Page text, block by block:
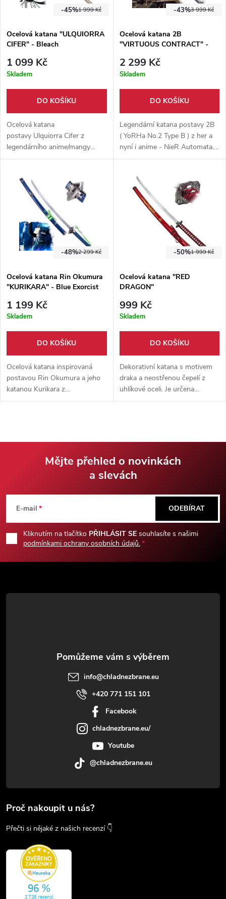
1 999 Kč
-45%
Ocelová katana "ULQUIORRA
CIFER" - Bleach
1 099 Kč
Skladem
DO KOŠÍKU
Ocelová katana
postavy Ulquiorra Cifer z
legendárního anime/mangy
Bleach. Tupá čepel z karbonové
pochva dodávají meči ten
správný vzhled jako z anime.
3 999 Kč
-43%
Ocelová katana 2B
"VIRTUOUS CONTRACT" -
2 299 Kč
Skladem
DO KOŠÍKU
Legendární katana postavy 2B
( YoRHa No.2 Type B ) z her a
nyní i anime - NieR Automata.
Čepel vyrobena z karbonové
pochvou z eko-kůže s
popruhem na záda.
2 299 Kč
-48%
Ocelová katana Rin Okumura
"KURIKARA" - Blue Exorcist
1 199 Kč
Skladem
DO KOŠÍKU
Ocelová katana inspirovaná
postavou Rin Okumura a jeho
katanou Kurikara z
anime/mangy Blue Exorcist ( Ao
1 999 Kč
-50%
Ocelová katana "RED
DRAGON"
999 Kč
Skladem
DO KOŠÍKU
Dekorativní katana s motivem
draka a neostřenou čepelí z
uhlíkové oceli. Je určena
výhradně pro vystavení a
p
a
Mějte přehled o novinkách
a slevách
E-mail
Kliknutím na tlačítko PŘIHLÁSIT SE souhlasíte s našimi
podmínkami ochrany osobních údajů.
ODEBÍRAT
info@chladnezbrane.eu
+420 771 151 101
Facebook
chladnezbrane.eu/
Youtube
@chladnezbrane.eu
Proč nakoupit u nás?
Přečti si nějaké z našich recenzí 👇